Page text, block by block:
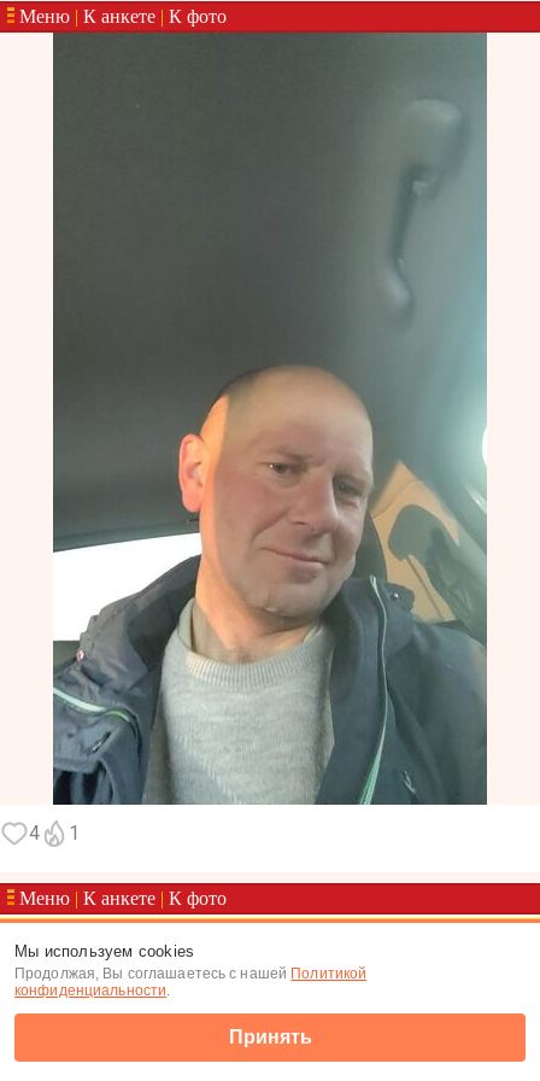
Меню | К анкете | К фото
4 1
Меню | К анкете | К фото
Мы используем cookies
Продолжая, Вы соглашаетесь с нашей Политикой
конфиденциальности.
Принять